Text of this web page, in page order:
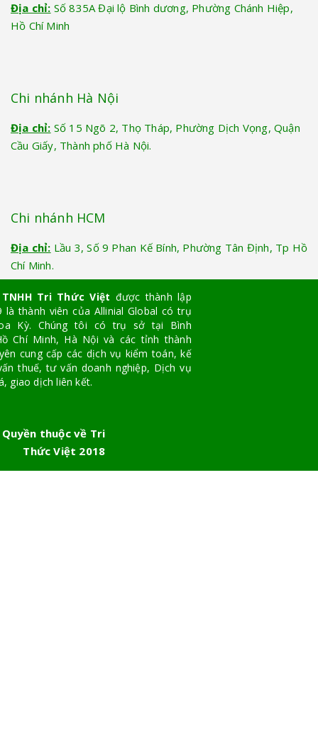
Địa chỉ: Số 835A Đại lộ Bình dương, Phường Chánh Hiệp,
Hồ Chí Minh
Chi nhánh Hà Nội
Địa chỉ: Số 15 Ngõ 2, Thọ Tháp, Phường Dịch Vọng, Quận
Cầu Giấy, Thành phố Hà Nội.
Chi nhánh HCM
Địa chỉ: Lầu 3, Số 9 Phan Kế Bính, Phường Tân Định, Tp Hồ
Chí Minh.
Tri Thức Việt được thành lập
là thành viên của Allinial Global có trụ
Kỳ. Chúng tôi có trụ sở tại Bình
Chí Minh, Hà Nội và các tỉnh thành
cung cấp các dịch vụ kiểm toán, kế
thuế, tư vấn doanh nghiệp, Dịch vụ
giao dịch liên kết.
Quyền thuộc về Tri
Thức Việt 2018